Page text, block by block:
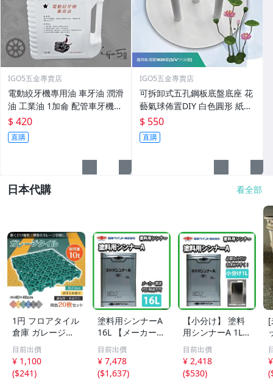
IGO5五金專賣店
電動絞牙機專用油 車牙油 潤滑
油 工業油 1加侖 配管車牙機用
油 水電消防空調配管
$ 420
直購
IGO5五金專賣店
可拆卸式五孔鋼板底盤底座 花
藝氣球佈置DIY 白色圓形 紙藝
婚慶道具 插花底盤 假花底座
鋁塑管可用鈦鴻管
$ 550
直購
日本代購 看全部
1円 フロアタイル
倉庫 ガレージタ
イル タイル ガレ
ージマット 床タ
イル ガレージ 床
マット フロアマ
目前出價
¥ 1,100
($241)
塗料用シンナーA
16L 【メーカー直
送便/代引不可】
日本ペイント 塗
料 Z03
目前出價
¥ 7,478
($1,637)
【小分け】 塗料
用シンナーA 1L
【メーカー直送
便/代引不可】 日
本ペイント 塗料
Z25
目前出價
¥ 2,418
($530)
[
(